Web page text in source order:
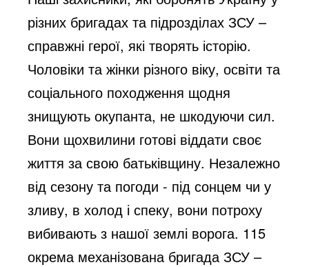
різних бригадах та підрозділах ЗСУ –
справжні герої, які творять історію.
Чоловіки та жінки різного віку, освіти та
соціального походження щодня
знищують окупанта, не шкодуючи сил.
Вони щохвилини готові віддати своє
життя за свою батьківщину. Незалежно
від сезону та погоди - під сонцем чи у
зливу, в холод і спеку, вони потроху
вибивають з нашої землі ворога. 115
окрема механізована бригада ЗСУ –